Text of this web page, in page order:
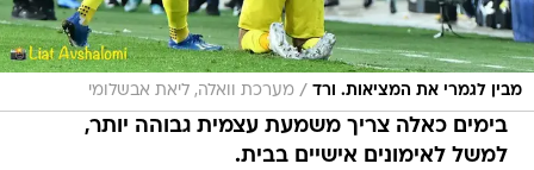
מבין לגמרי את המציאות. ורד / מערכת וואלה, ליאת אבשלומי
בימים כאלה צריך משמעת עצמית גבוהה יותר,
למשל לאימונים אישיים בבית.